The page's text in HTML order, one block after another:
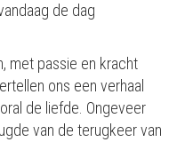
de dag
met passie en kracht
ons een verhaal
de liefde. Ongeveer
van de terugkeer van